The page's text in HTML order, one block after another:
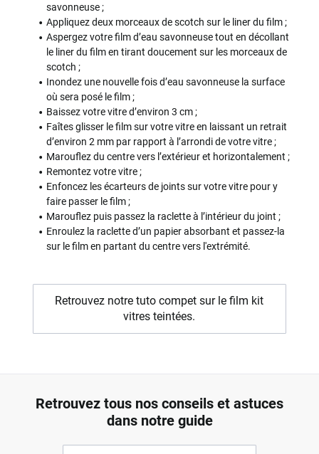
savonneuse ;
Appliquez deux morceaux de scotch sur le liner du film ;
Aspergez votre film d’eau savonneuse tout en décollant
le liner du film en tirant doucement sur les morceaux de
scotch ;
Inondez une nouvelle fois d’eau savonneuse la surface
où sera posé le film ;
Baissez votre vitre d’environ 3 cm ;
Faîtes glisser le film sur votre vitre en laissant un retrait
d’environ 2 mm par rapport à l’arrondi de votre vitre ;
Marouflez du centre vers l’extérieur et horizontalement ;
Remontez votre vitre ;
Enfoncez les écarteurs de joints sur votre vitre pour y
faire passer le film ;
Marouflez puis passez la raclette à l’intérieur du joint ;
Enroulez la raclette d’un papier absorbant et passez-la
sur le film en partant du centre vers l'extrémité.
Retrouvez notre tuto compet sur le film kit
vitres teintées.
Retrouvez tous nos conseils et astuces
dans notre guide